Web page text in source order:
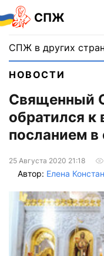
СПЖ
СПЖ в других
НОВОСТИ
Священный
обратился
посланием в
25 Августа 2020 21:18
Автор: Елена